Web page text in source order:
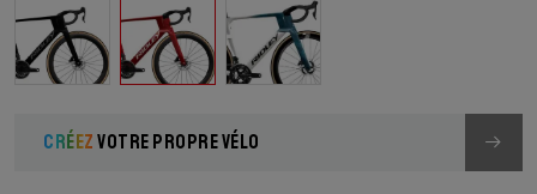
CRÉEZVOTRE PROPRE VÉLO